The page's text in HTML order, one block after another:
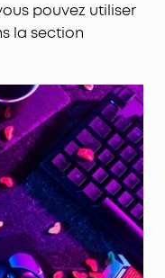
pouvez utiliser
la section